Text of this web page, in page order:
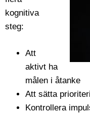
kognitiva
steg:
Att
aktivt ha
målen i åtanke
Att sätta
Kontrollera